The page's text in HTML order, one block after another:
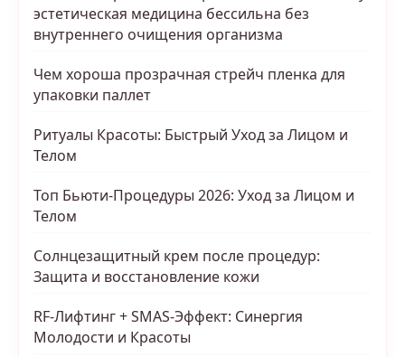
эстетическая медицина бессильна без
внутреннего очищения организма
Чем хороша прозрачная стрейч пленка для
упаковки паллет
Ритуалы Красоты: Быстрый Уход за Лицом и
Телом
Топ Бьюти-Процедуры 2026: Уход за Лицом и
Телом
Солнцезащитный крем после процедур:
Защита и восстановление кожи
RF-Лифтинг + SMAS-Эффект: Синергия
Молодости и Красоты